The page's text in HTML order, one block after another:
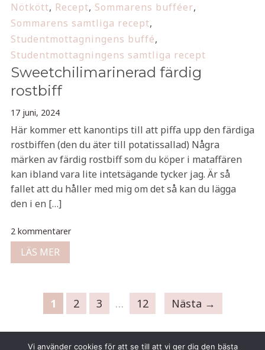
Nötkött, Recept, Sommarens bufféer,
Sommarens samtliga recept,
Studentmottagningens buffé,
Studentmottagningens samtliga recept
Sweetchilimarinerad färdig
rostbiff
17 juni, 2024
Här kommer ett kanontips till att piffa upp den färdiga
rostbiffen (den du äter till potatissallad) Några
märken av färdig rostbiff som du köper i mataffären
kan ibland vara lite intetsägande tycker jag. Är så
fallet att du håller med mig om det så kan du lägga
den i en […]
2 kommentarer
LÄS MER
1 2 3 … 12 Nästa →
Vi använder cookies för att se till att vi ger dig den bästa